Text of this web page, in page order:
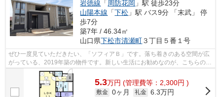
岩徳線 「 周防花岡 」駅 徒歩23分
山陽本線 「下松 」駅 バス9分 「末武」 停
歩7分
築7年 / 46.34㎡
山口県下松市清瀬町３丁目５番１号
ぜひ一度見ていただきたい、「ソフィアＢ」です。落ち着きのある空間が広
がっている、2019年築の物件です。新しい生活にお勧めなのが、こちらのア
パートです。お住まいがまだ見つかっ...
5.3万円 (管理費等：2,300円 )
敷金 0ヶ月 礼金 6.3万円